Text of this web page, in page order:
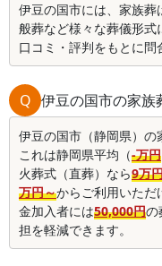
伊豆の国市には、家族
般葬など様々な葬儀形式
口コミ・評判をもとに問
Q 伊豆の国市の家族
伊豆の国市（静岡県）の
これは静岡県平均（-万円
火葬式（直葬）なら9万
万円～からご利用いただ
金加入者には50,000円の
担を軽減できます。